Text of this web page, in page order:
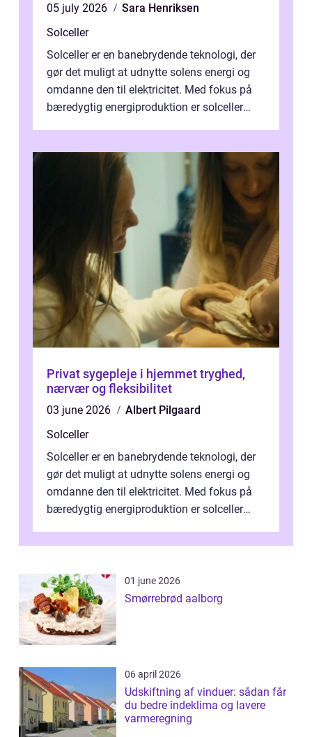
05 july 2026
Sara Henriksen
Solceller
Solceller er en banebrydende teknologi, der
gør det muligt at udnytte solens energi og
omdanne den til elektricitet. Med fokus på
bæredygtig energiproduktion er solceller
Privat sygepleje i hjemmet tryghed,
nærvær og fleksibilitet
03 june 2026
Albert Pilgaard
Solceller
Solceller er en banebrydende teknologi, der
gør det muligt at udnytte solens energi og
omdanne den til elektricitet. Med fokus på
bæredygtig energiproduktion er solceller
01 june 2026
Smørrebrød aalborg
06 april 2026
Udskiftning af vinduer: sådan får
du bedre indeklima og lavere
varmeregning